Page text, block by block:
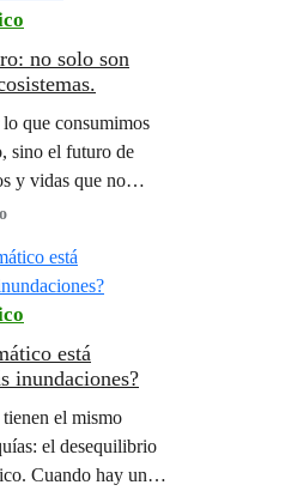
no solo son
que consumimos
sino el futuro de
y vidas que no
inconsciencia
está
inundaciones?
el mismo
el desequilibrio
Cuando hay una